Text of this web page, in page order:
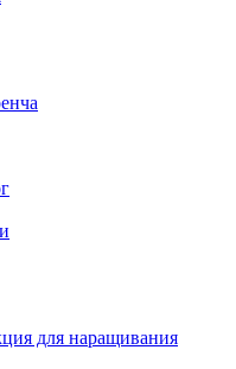
для наращивания